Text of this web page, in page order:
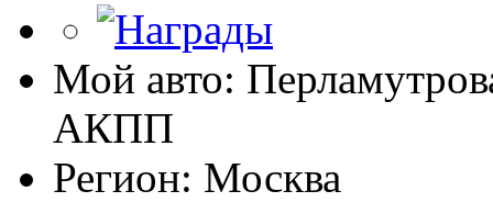
Мой авто:
АКПП
Регион: Москва